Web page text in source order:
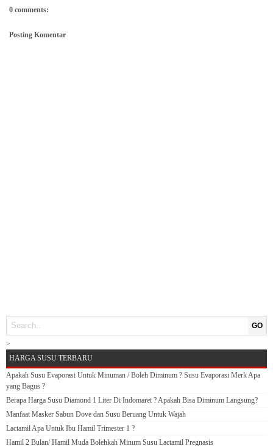
0 comments:
Posting Komentar
GO
>
HARGA SUSU TERBARU
Apakah Susu Evaporasi Untuk Minuman / Boleh Diminum ? Susu Evaporasi Merk Apa
yang Bagus ?
Berapa Harga Susu Diamond 1 Liter Di Indomaret ? Apakah Bisa Diminum Langsung?
Manfaat Masker Sabun Dove dan Susu Beruang Untuk Wajah
Lactamil Apa Untuk Ibu Hamil Trimester 1 ?
Hamil 2 Bulan/ Hamil Muda Bolehkah Minum Susu Lactamil Pregnasis